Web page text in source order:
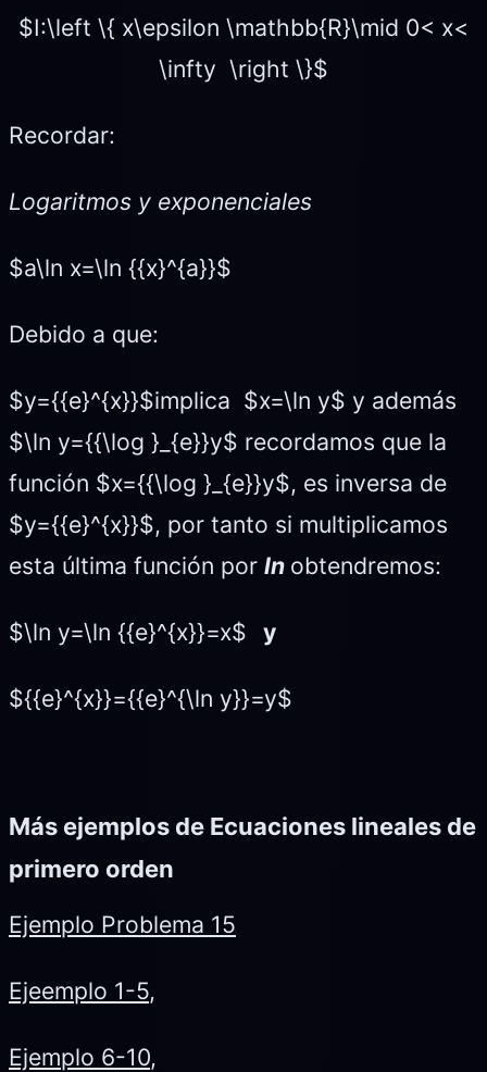
$I:\left \{ x\epsilon \mathbb{R}\mid 0< x<
\infty \right \}$
Recordar:
Logaritmos y exponenciales
$a\ln x=\ln {{x}^{a}}$
Debido a que:
$y={{e}^{x}}$implica $x=\ln y$ y además
$\ln y={{\log }_{e}}y$ recordamos que la
función $x={{\log }_{e}}y$, es inversa de
$y={{e}^{x}}$, por tanto si multiplicamos
esta última función por ln obtendremos:
$\ln y=\ln {{e}^{x}}=x$ y
${{e}^{x}}={{e}^{\ln y}}=y$
Más ejemplos de Ecuaciones lineales de
primero orden
Ejemplo Problema 15
Ejeemplo 1-5,
Ejemplo 6-10,